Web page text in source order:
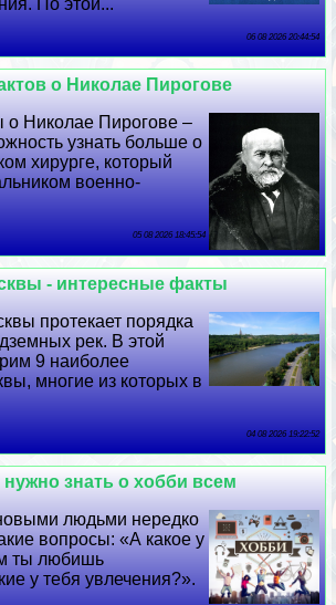
06 08 2026 20:44:54
о Николае Пирогове
о Николае Пирогове –
узнать больше о
хирурге, который
военно-
05 08 2026 18:45:54
- интересные факты
протекает порядка
рек. В этой
9 наиболее
многие из которых в
04 08 2026 19:22:52
знать о хобби всем
людьми нередко
вопросы: «А какое у
ты любишь
у тебя увлечения?».